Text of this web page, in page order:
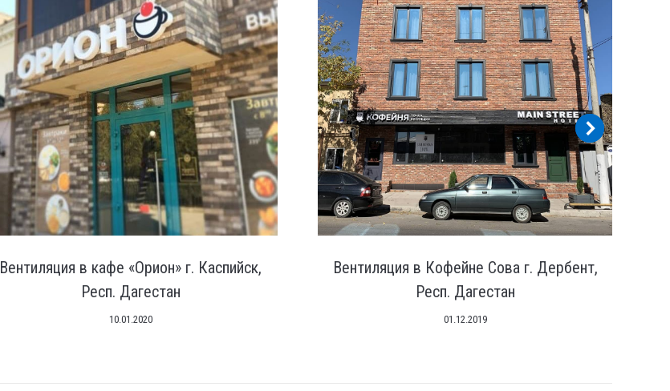
Вентиляция в кафе «Орион» г. Каспийск,
Респ. Дагестан
10.01.2020
Вентиляция в Кофейне Сова г. Дербент,
Респ. Дагестан
01.12.2019